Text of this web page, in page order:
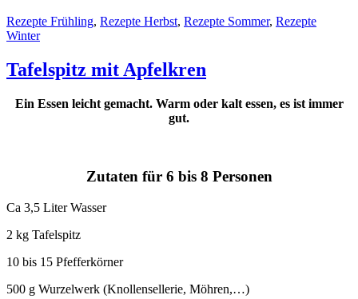
Rezepte Frühling, Rezepte Herbst, Rezepte Sommer, Rezepte
Winter
Tafelspitz mit Apfelkren
Ein Essen leicht gemacht. Warm oder kalt essen, es ist immer
gut.
Zutaten für 6 bis 8 Personen
Ca 3,5 Liter Wasser
2 kg Tafelspitz
10 bis 15 Pfefferkörner
500 g Wurzelwerk (Knollensellerie, Möhren,…)